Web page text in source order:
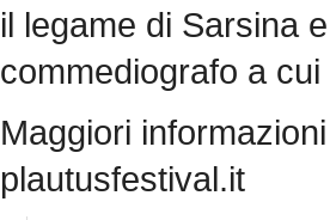
il legame di Sarsina
commediografo a
Maggiori
plautusfestival.it